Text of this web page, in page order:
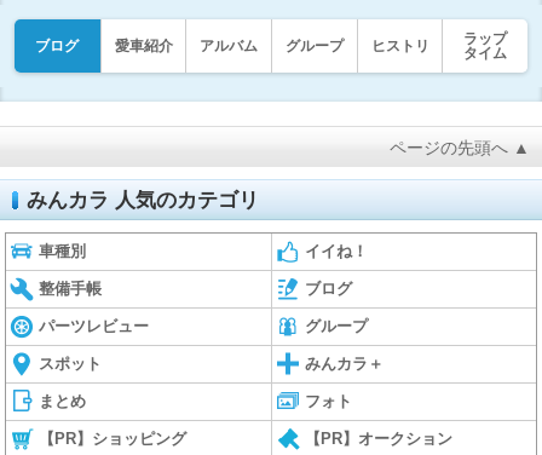
ブログ 愛車紹介 アルバム グループ ヒストリ
ラップ
タイム
ページの先頭へ ▲
みんカラ 人気のカテゴリ
車種別 イイね！
整備手帳 ブログ
パーツレビュー グループ
スポット みんカラ＋
まとめ フォト
【PR】ショッピング 【PR】オークション